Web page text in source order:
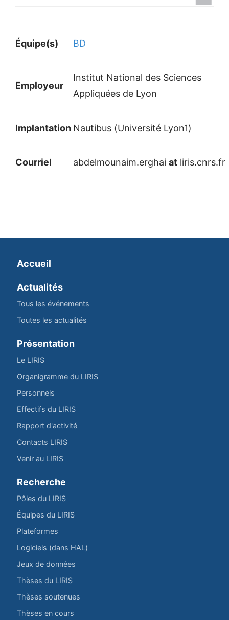
Équipe(s) BD
Employeur
Institut National des Sciences
Appliquées de Lyon
Implantation Nautibus (Université Lyon1)
Courriel abdelmounaim.erghai at liris.cnrs.fr
Accueil
Actualités
Tous les événements
Toutes les actualités
Présentation
Le LIRIS
Organigramme du LIRIS
Personnels
Effectifs du LIRIS
Rapport d'activité
Contacts LIRIS
Venir au LIRIS
Recherche
Pôles du LIRIS
Équipes du LIRIS
Plateformes
Logiciels (dans HAL)
Jeux de données
Thèses du LIRIS
Thèses soutenues
Thèses en cours